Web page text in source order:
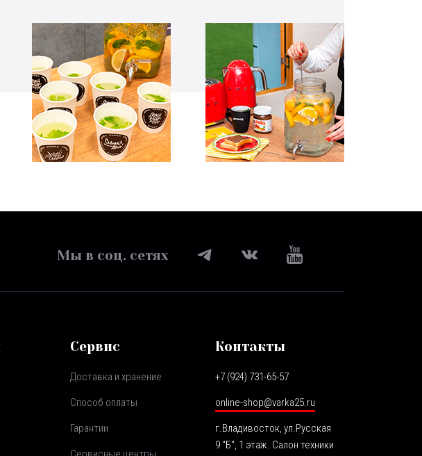
Мы в соц. сетях
Сервис
Доставка и хранение
Способ оплаты
Гарантии
Контакты
+7 (924) 731-65-57
online-shop@varka25.ru
г.Владивосток, ул.Русская
9 "Б", 1 этаж. Салон техники